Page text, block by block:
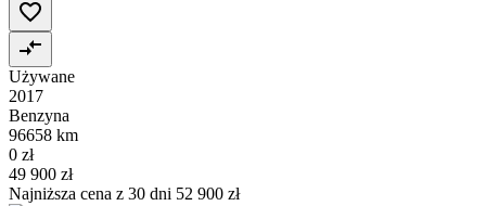
Używane
2017
Benzyna
96658 km
0 zł
49 900 zł
Najniższa cena z 30 dni 52 900 zł